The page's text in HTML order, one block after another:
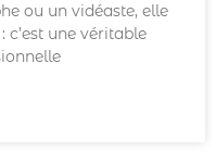
ou un vidéaste, elle
c’est une véritable